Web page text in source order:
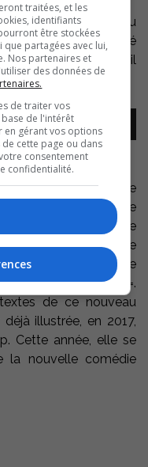
Michel Trudeau
31 s’est amorcé
fin de la série mais il
et Fabienne Larouche
la nouvelle
de Guillaume
la comédienne
principal de cette
le milieu médical =.
de ce nouveau
illustrée, en 2017,
Cette année, elle se
la nouvelle comédie
traitées, et les
identifiants
être stockées
partagées avec lui,
Nos partenaires et
des données de
de traiter vos
de l'intérêt
en gérant vos options
de cette page ou dans
consentement
confidentialité.